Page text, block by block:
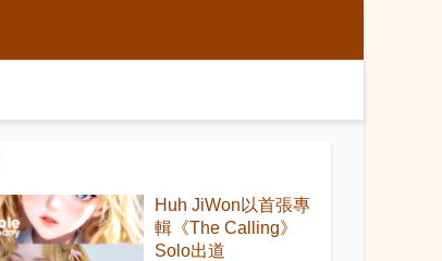
Huh JiWon以首張專
輯《The Calling》
Solo出道